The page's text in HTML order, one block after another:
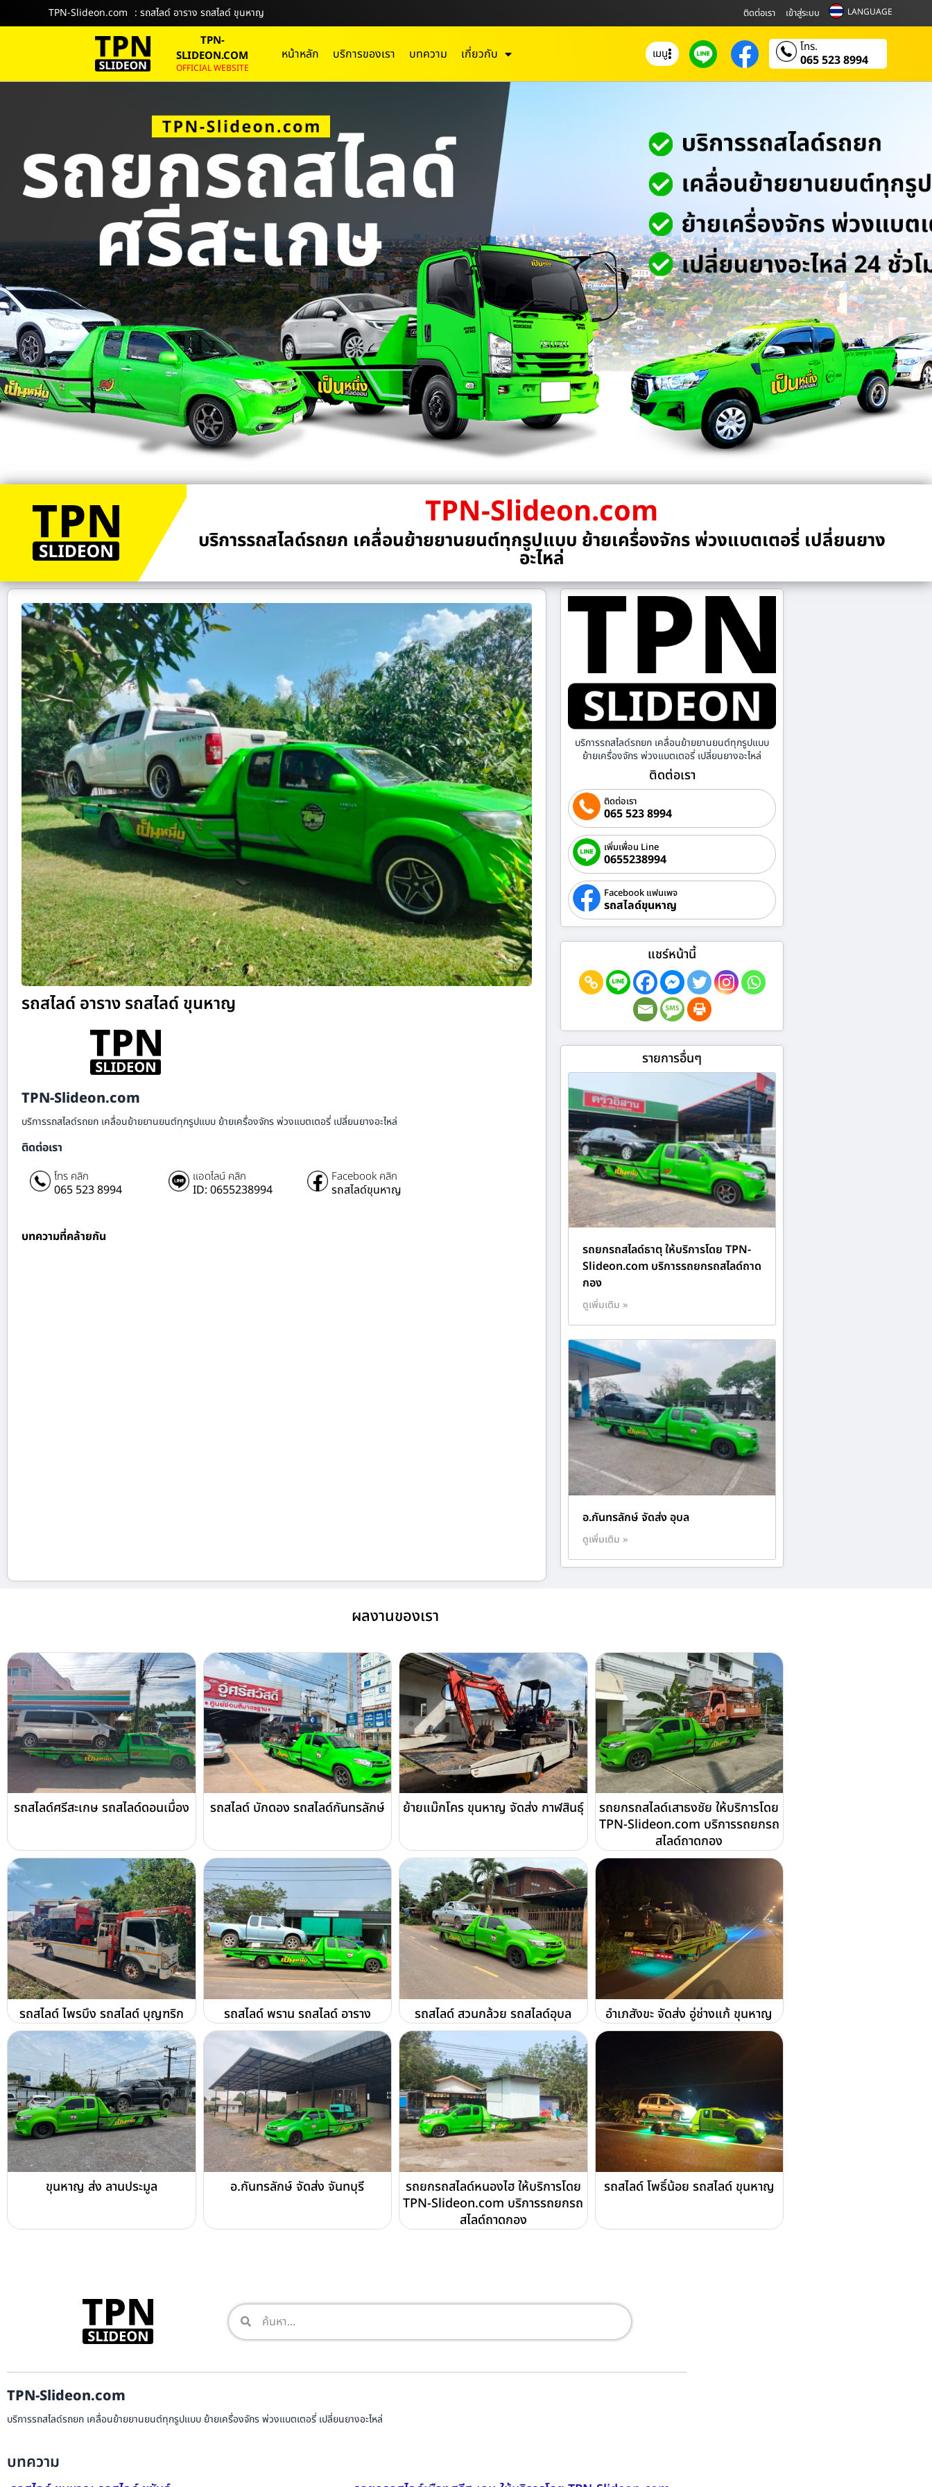
TPN-Slideon.com : รถสไลด์ อาราง รถสไลด์ ขุนหาญ ติดต่อเรา เข้าสู่ระบบ LANGUAGE
TPN-
SLIDEON.COM
OFFICIAL WEBSITE
หน้าหลัก บริการของเรา บทความ เกี่ยวกับ เมนู โทร.
065 523 8994
TPN-Slideon.com
บริการรถสไลด์รถยก เคลื่อนย้ายยานยนต์ทุกรูปแบบ ย้ายเครื่องจักร พ่วงแบตเตอรี่ เปลี่ยนยาง
อะไหล่
รถสไลด์ อาราง รถสไลด์ ขุนหาญ
TPN-Slideon.com
บริการรถสไลด์รถยก เคลื่อนย้ายยานยนต์ทุกรูปแบบ ย้ายเครื่องจักร พ่วงแบตเตอรี่ เปลี่ยนยางอะไหล่
ติดต่อเรา
โทร คลิก
065 523 8994
แอดไลน์ คลิก
ID: 0655238994
Facebook คลิก
รถสไลด์ขุนหาญ
บทความที่คล้ายกัน
บริการรถสไลด์รถยก เคลื่อนย้ายยานยนต์ทุกรูปแบบ
ย้ายเครื่องจักร พ่วงแบตเตอรี่ เปลี่ยนยางอะไหล่
ติดต่อเรา
ติดต่อเรา
065 523 8994
เพิ่มเพื่อน Line
0655238994
Facebook แฟนเพจ
รถสไลด์ขุนหาญ
แชร์หน้านี้
รายการอื่นๆ
รถยกรถสไลด์ธาตุ ให้บริการโดย TPN-
Slideon.com บริการรถยกรถสไลด์ถาด
กอง
ดูเพิ่มเติม »
อ.กันทรลักษ์ จัดส่ง อุบล
ดูเพิ่มเติม »
ผลงานของเรา
รถสไลด์ศรีสะเกษ รถสไลด์ดอนเมื่อง รถสไลด์ บักดอง รถสไลด์กันทรลักษ์ ย้ายแม๊กโคร ขุนหาญ จัดส่ง กาฬสินธุ์
รถยกรถสไลด์เสาธงชัย ให้บริการโดย
TPN-Slideon.com บริการรถยกรถ
สไลด์ถาดกอง
รถสไลด์ ไพรบึง รถสไลด์ บุญฑริก รถสไลด์ พราน รถสไลด์ อาราง รถสไลด์ สวนกล้วย รถสไลด์อุบล อำเภสังขะ จัดส่ง อู่ช่างแก้ ขุนหาญ
ขุนหาญ ส่ง ลานประมูล อ.กันทรลักษ์ จัดส่ง จันทบุรี
รถยกรถสไลด์หนองไฮ ให้บริการโดย
TPN-Slideon.com บริการรถยกรถ
สไลด์ถาดกอง
รถสไลด์ โพธิ์น้อย รถสไลด์ ขุนหาญ
TPN-Slideon.com
บริการรถสไลด์รถยก เคลื่อนย้ายยานยนต์ทุกรูปแบบ ย้ายเครื่องจักร พ่วงแบตเตอรี่ เปลี่ยนยางอะไหล่
บทความ